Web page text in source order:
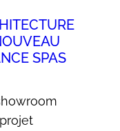
SPAS